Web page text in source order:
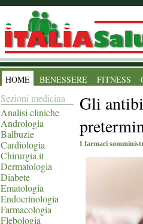
HOME BENESSERE FITNESS
Sezioni medicina
Analisi cliniche
Andrologia
Balbuzie
Cardiologia
Chirurgia.it
Dermatologia
Diabete
Ematologia
Endocrinologia
Farmacologia
Flebologia
Gli
I farmaci